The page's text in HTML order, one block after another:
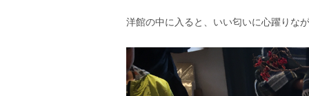
洋館の中に入ると、いい匂いに心躍りな